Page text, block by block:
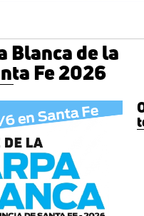
Blanca de la
Fe 2026